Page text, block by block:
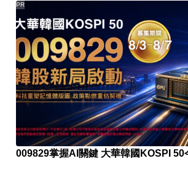
009829掌握AI關鍵 大華韓國KOSPI 50
PR